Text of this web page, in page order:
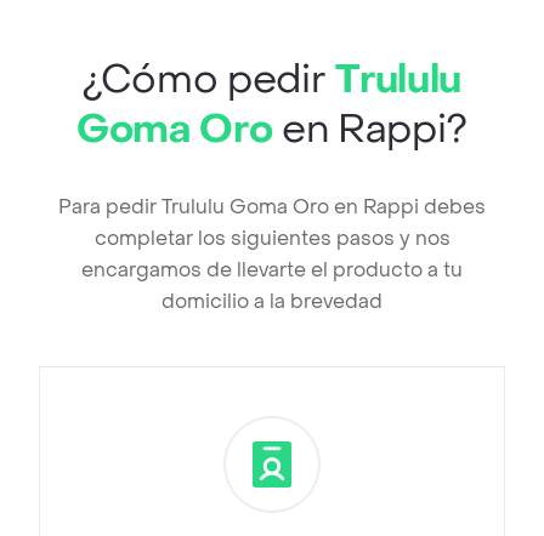
¿Cómo pedirTrululu
Goma Oroen Rappi?
Para pedir Trululu Goma Oro en Rappi debes
completar los siguientes pasos y nos
encargamos de llevarte el producto a tu
domicilio a la brevedad